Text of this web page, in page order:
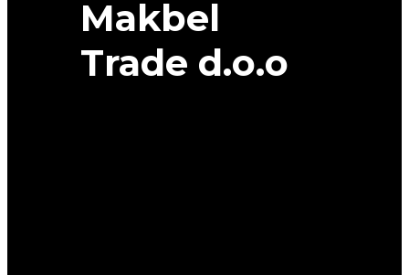
Makbel
Trade d.o.o